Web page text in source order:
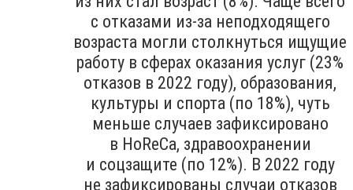
с отказами из-за неподходящего
возраста могли столкнуться ищущие
работу в сферах оказания услуг (23%
отказов в 2022 году), образования,
культуры и спорта (по 18%), чуть
меньше случаев зафиксировано
в HoReCa, здравоохранении
и соцзащите (по 12%). В 2022 году
не зафиксированы случаи отказов